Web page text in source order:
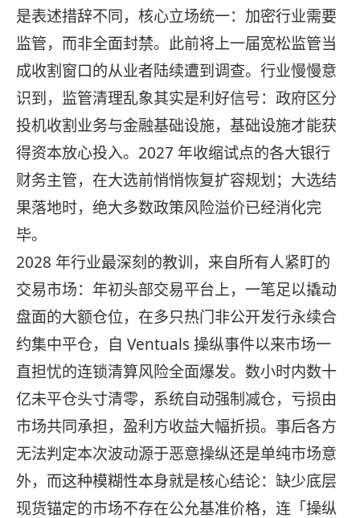
是表述措辞不同，核心立场统一：加密行业需要
监管，而非全面封禁。此前将上一届宽松监管当
成收割窗口的从业者陆续遭到调查。行业慢慢意
识到，监管清理乱象其实是利好信号：政府区分
投机收割业务与金融基础设施，基础设施才能获
得资本放心投入。2027 年收缩试点的各大银行
财务主管，在大选前悄悄恢复扩容规划；大选结
果落地时，绝大多数政策风险溢价已经消化完
毕。
2028 年行业最深刻的教训，来自所有人紧盯的
交易市场：年初头部交易平台上，一笔足以撬动
盘面的大额仓位，在多只热门非公开发行永续合
约集中平仓，自 Ventuals 操纵事件以来市场一
直担忧的连锁清算风险全面爆发。数小时内数十
亿未平仓头寸清零，系统自动强制减仓，亏损由
市场共同承担，盈利方收益大幅折损。事后各方
无法判定本次波动源于恶意操纵还是单纯市场意
外，而这种模糊性本身就是核心结论：缺少底层
现货锚定的市场不存在公允基准价格，连「操纵